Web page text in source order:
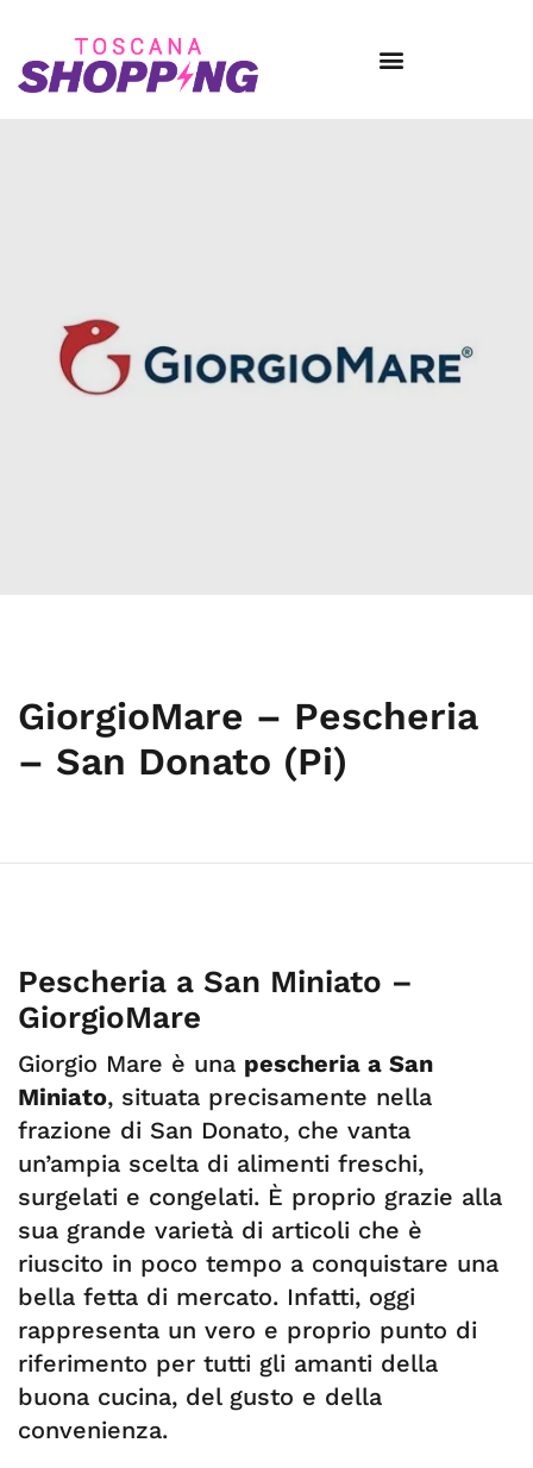
GiorgioMare – Pescheria
– San Donato (Pi)
Pescheria a San Miniato –
GiorgioMare
Giorgio Mare è una pescheria a San
Miniato, situata precisamente nella
frazione di San Donato, che vanta
un’ampia scelta di alimenti freschi,
surgelati e congelati. È proprio grazie alla
sua grande varietà di articoli che è
riuscito in poco tempo a conquistare una
bella fetta di mercato. Infatti, oggi
rappresenta un vero e proprio punto di
riferimento per tutti gli amanti della
buona cucina, del gusto e della
convenienza.